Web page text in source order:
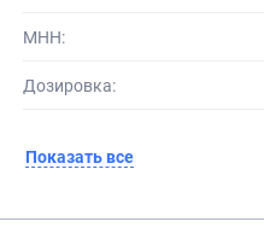
МНН:
Дозировка:
Показать все